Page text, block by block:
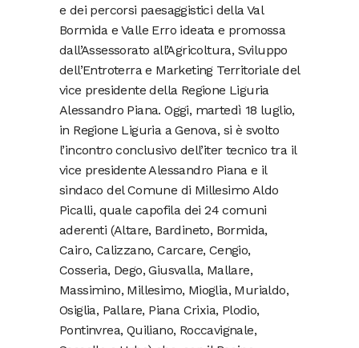
e dei percorsi paesaggistici della Val
Bormida e Valle Erro ideata e promossa
dall’Assessorato all’Agricoltura, Sviluppo
dell’Entroterra e Marketing Territoriale del
vice presidente della Regione Liguria
Alessandro Piana. Oggi, martedì 18 luglio,
in Regione Liguria a Genova, si è svolto
l’incontro conclusivo dell’iter tecnico tra il
vice presidente Alessandro Piana e il
sindaco del Comune di Millesimo Aldo
Picalli, quale capofila dei 24 comuni
aderenti (Altare, Bardineto, Bormida,
Cairo, Calizzano, Carcare, Cengio,
Cosseria, Dego, Giusvalla, Mallare,
Massimino, Millesimo, Mioglia, Murialdo,
Osiglia, Pallare, Piana Crixia, Plodio,
Pontinvrea, Quiliano, Roccavignale,